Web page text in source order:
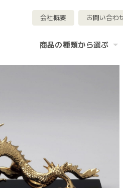
会社概要 お問い合わ
商品の種類から選ぶ